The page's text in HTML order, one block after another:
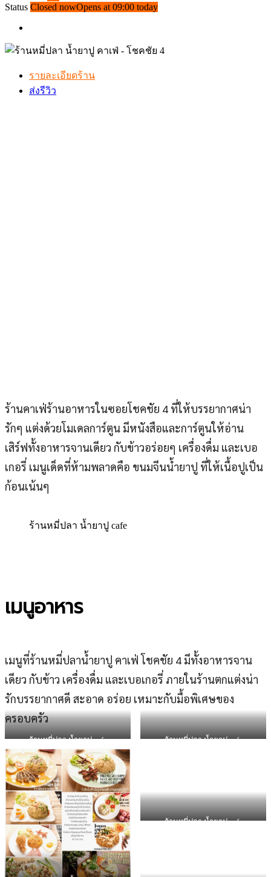
Status Closed nowOpens at 09:00 today
รายละเอียดร้าน
ส่งรีวิว
ร้านคาเฟ่ร้านอาหารในซอยโชคชัย 4 ที่ให้บรรยากาศน่า
รักๆ แต่งด้วยโมเดลการ์ตูน มีหนังสือและการ์ตูนให้อ่าน
เสิร์ฟทั้งอาหารจานเดียว กับข้าวอร่อยๆ เครื่องดื่ม และเบอ
เกอรี่ เมนูเด็ดที่ห้ามพลาดคือ ขนมจีนน้ำยาปู ที่ให้เนื้อปูเป็น
ก้อนเน้นๆ
ร้านหมี่ปลา น้ำยาปู cafe
เมนูอาหาร
เมนูที่ร้านหมี่ปลาน้ำยาปู คาเฟ่ โชคชัย 4 มีทั้งอาหารจาน
เดียว กับข้าว เครื่องดื่ม และเบอเกอรี่ ภายในร้านตกแต่งน่า
รักบรรยากาศดี สะอาด อร่อย เหมาะกับมื้อพิเศษของ
ครอบครัว
ร้านหมี่ปลา น้ำยาปู cafe ร้านหมี่ปลา น้ำยาปู cafe
ร้านหมี่ปลา น้ำยาปู cafe